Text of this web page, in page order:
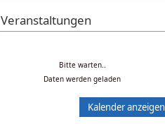
Veranstaltungen
Bitte warten..
Daten werden geladen
Kalender anzeigen